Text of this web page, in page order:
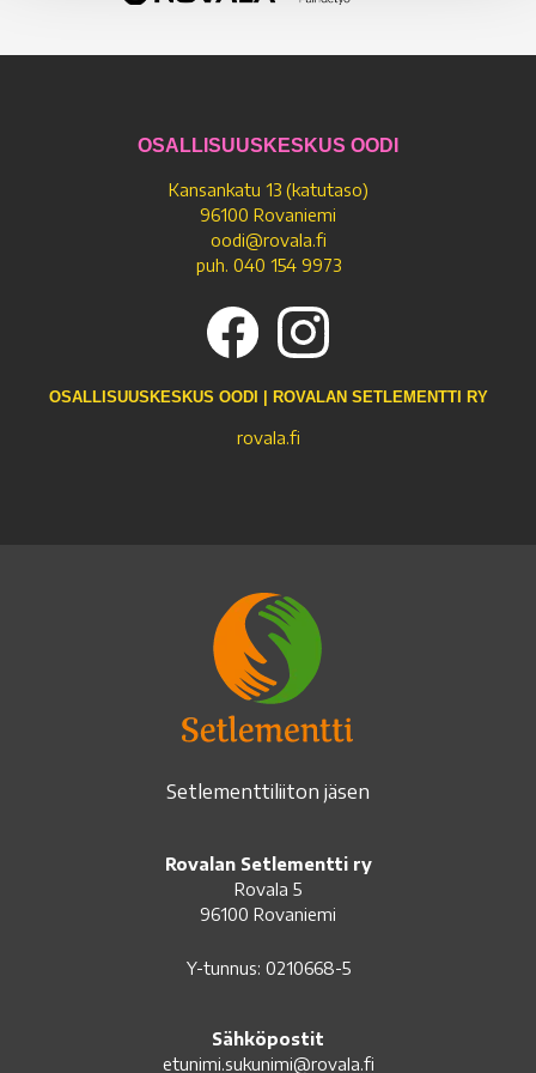
OSALLISUUSKESKUS OODI
Kansankatu 13 (katutaso)
96100 Rovaniemi
oodi@rovala.fi
puh. 040 154 9973
OSALLISUUSKESKUS OODI | ROVALAN SETLEMENTTI RY
rovala.fi
Setlementtiliiton jäsen
Rovalan Setlementti ry
Rovala 5
96100 Rovaniemi
Y-tunnus: 0210668-5
Sähköpostit
etunimi.sukunimi@rovala.fi